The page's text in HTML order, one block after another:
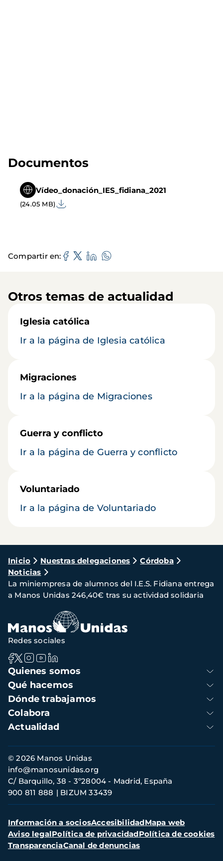
Documentos
Vídeo_donación_IES_fidiana_2021
(24.05 MB)
Compartir en
Otros temas de actualidad
Iglesia católica
Ir a la página de Iglesia católica
Migraciones
Ir a la página de Migraciones
Guerra y conflicto
Ir a la página de Guerra y conflicto
Voluntariado
Ir a la página de Voluntariado
Ruta
de
navegación
Inicio Nuestras delegaciones
Córdoba
Noticias
La miniempresa de alumnos del I.E.S. Fidiana entrega
a Manos Unidas 246,40€ tras su actividad solidaria
Navegación
principal
Quienes somos
Qué hacemos
Dónde trabajamos
Colabora
Actualidad
Redes sociales
Información
de
contacto
© 2026 Manos Unidas
C/ Barquillo, 38 - 3º28004 - Madrid, España
900 811 888
BIZUM 33439
info@manosunidas.org
Menú
secundario
Información a sociosAccesibilidadMapa web
Aviso legalPolítica de privacidadPolítica de cookies
TransparenciaCanal de denuncias